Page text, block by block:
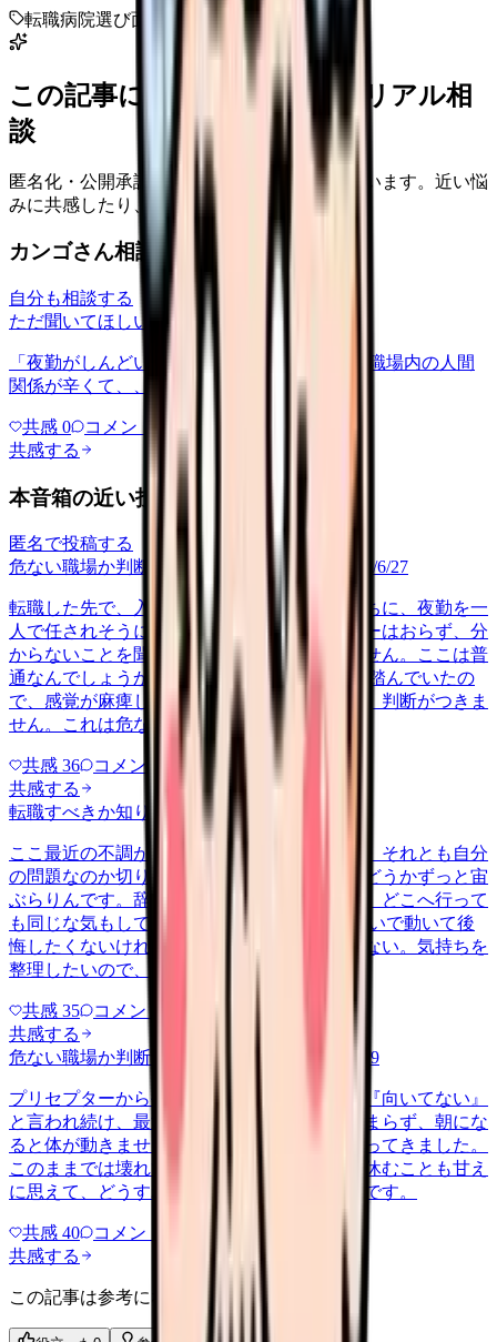
転職病院選び面接 ブラック
この記事に近い看護師さんのリアル相
談
匿名化・公開承認済みの本音だけを表示しています。近い悩
みに共感したり、自分の状況を投稿できます。
カンゴさん相談室から共有された相談
自分も相談する
ただ聞いてほしい
relationships
「夜勤がしんどい」について相談したいです 職場内の人間
関係が辛くて、、、
共感 0 コメント
共感する
本音箱の近い投稿
匿名で投稿する
危ない職場か判断してほしい
career-growth 2026/6/27
転職した先で、入職して二ヶ月も経たないうちに、夜勤を一
人で任されそうになっています。プリセプターはおらず、分
からないことを聞ける相手も日によっていません。ここは普
通なんでしょうか。 前の職場はもっと段階を踏んでいたの
で、感覚が麻痺しているのか自分が甘いのか、判断がつきま
せん。これは危ない環境なのか…
共感 36 コメント
共感する
転職すべきか知りたい
other 2026/6/26
ここ最近の不調が、職場の環境のせいなのか、それとも自分
の問題なのか切り分けられず、転職すべきかどうかずっと宙
ぶらりんです。辞めれば楽になる気もするし、どこへ行って
も同じな気もして、決め手がありません。 勢いで動いて後
悔したくないけれど、このまま留まる根拠もない。気持ちを
整理したいので、判断材料の集…
共感 35 コメント
共感する
危ない職場か判断してほしい
2026/6/9
プリセプターから毎日のように『辞めれば』『向いてない』
と言われ続け、最近は職場が近づくと涙が止まらず、朝にな
ると体が動きません。食事も喉を通らなくなってきました。
このままでは壊れてしまう気がします。でも休むことも甘え
に思えて、どうすればいいのか分からないんです。
共感 40 コメント
共感する
この記事は参考になりましたか？